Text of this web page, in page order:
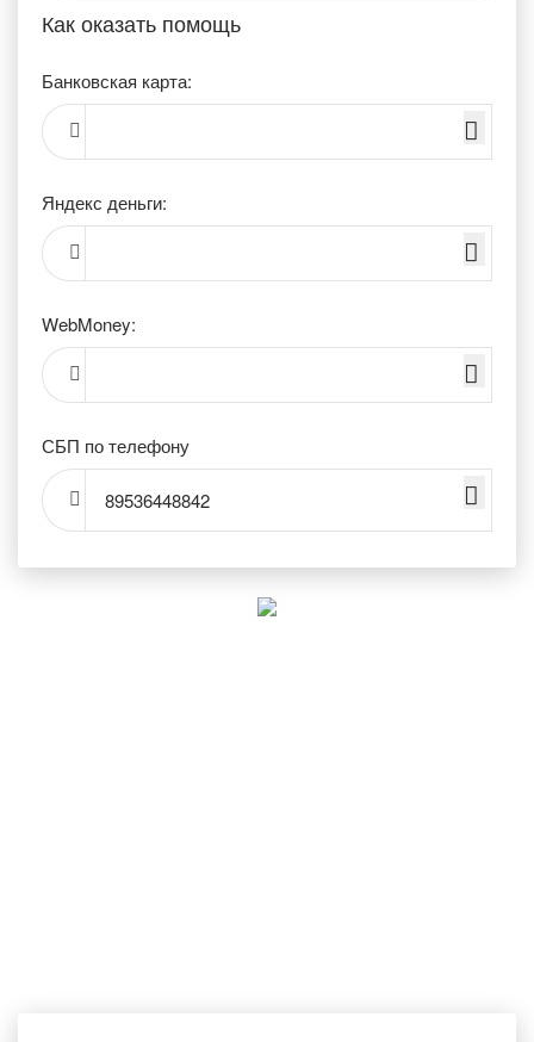
Как оказать помощь
Банковская карта:
Яндекс деньги:
WebMoney:
СБП по телефону
89536448842